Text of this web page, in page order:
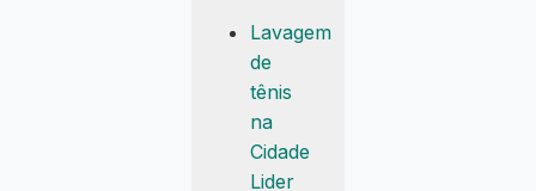
Lavagem
de
tênis
na
Cidade
Lider